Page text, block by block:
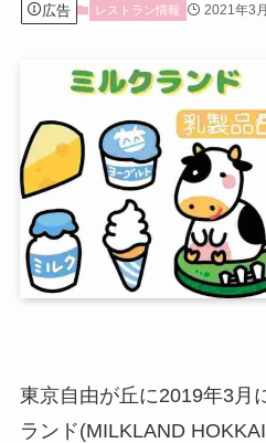
広告 レストラン情報 2021年3
東京自由が丘に2019年3月
ランド(MILKLAND